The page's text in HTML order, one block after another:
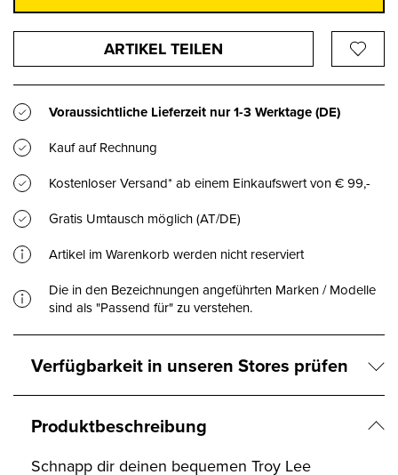
ARTIKEL TEILEN
Voraussichtliche Lieferzeit nur1-3 Werktage(DE)
Kauf auf Rechnung
Kostenloser Versand* ab einem Einkaufswert von € 99,-
Gratis Umtausch möglich (AT/DE)
Artikel im Warenkorb werden nicht reserviert
Die in den Bezeichnungen angeführten Marken / Modelle
sind als "Passend für" zu verstehen.
Verfügbarkeit in unseren Stores prüfen
Produktbeschreibung
Schnapp dir deinen bequemen Troy Lee